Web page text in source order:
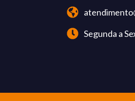
Segunda a